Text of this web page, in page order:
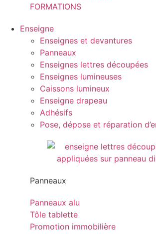
FORMATIONS
Enseigne
Enseignes et devantures
Panneaux
Enseignes lettres découpées
Enseignes lumineuses
Caissons lumineux
Enseigne drapeau
Adhésifs
Pose, dépose et réparation
Panneaux
Panneaux alu
Tôle tablette
Promotion immobilière